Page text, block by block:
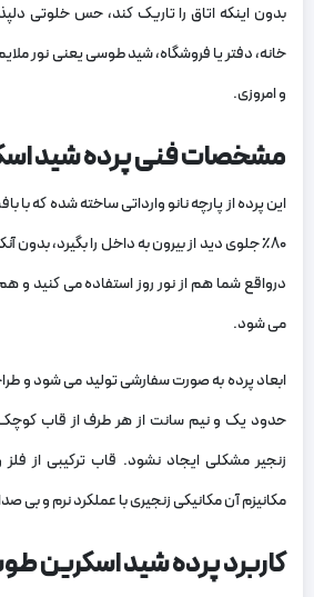
بدون اینکه اتاق را تاریک کند، حس خلوتی
خانه، دفتر یا فروشگاه، شید طوسی یعنی نور
و امروزی.
مشخصات فنی پرده شید
این پرده از پارچه نانو وارداتی ساخته شده که با
۸۰٪ جلوی دید از بیرون به داخل را بگیرد، بدون
درواقع شما هم از نور روز استفاده می ‌کنید
می‌ شود.
ابعاد پرده به صورت سفارشی تولید می ‌شود و
حدود یک و نیم سانت از هر طرف از قاب
زنجیر مشکلی ایجاد نشود. قاب ترکیبی از
مکانیزم آن مکانیکی زنجیری با عملکرد نرم و بی
کاربرد پرده شید اسکرین